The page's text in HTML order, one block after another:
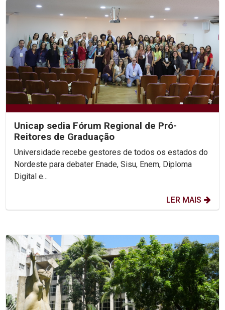
Unicap sedia Fórum Regional de Pró-
Reitores de Graduação
Universidade recebe gestores de todos os estados do
Nordeste para debater Enade, Sisu, Enem, Diploma
Digital e...
LER MAIS